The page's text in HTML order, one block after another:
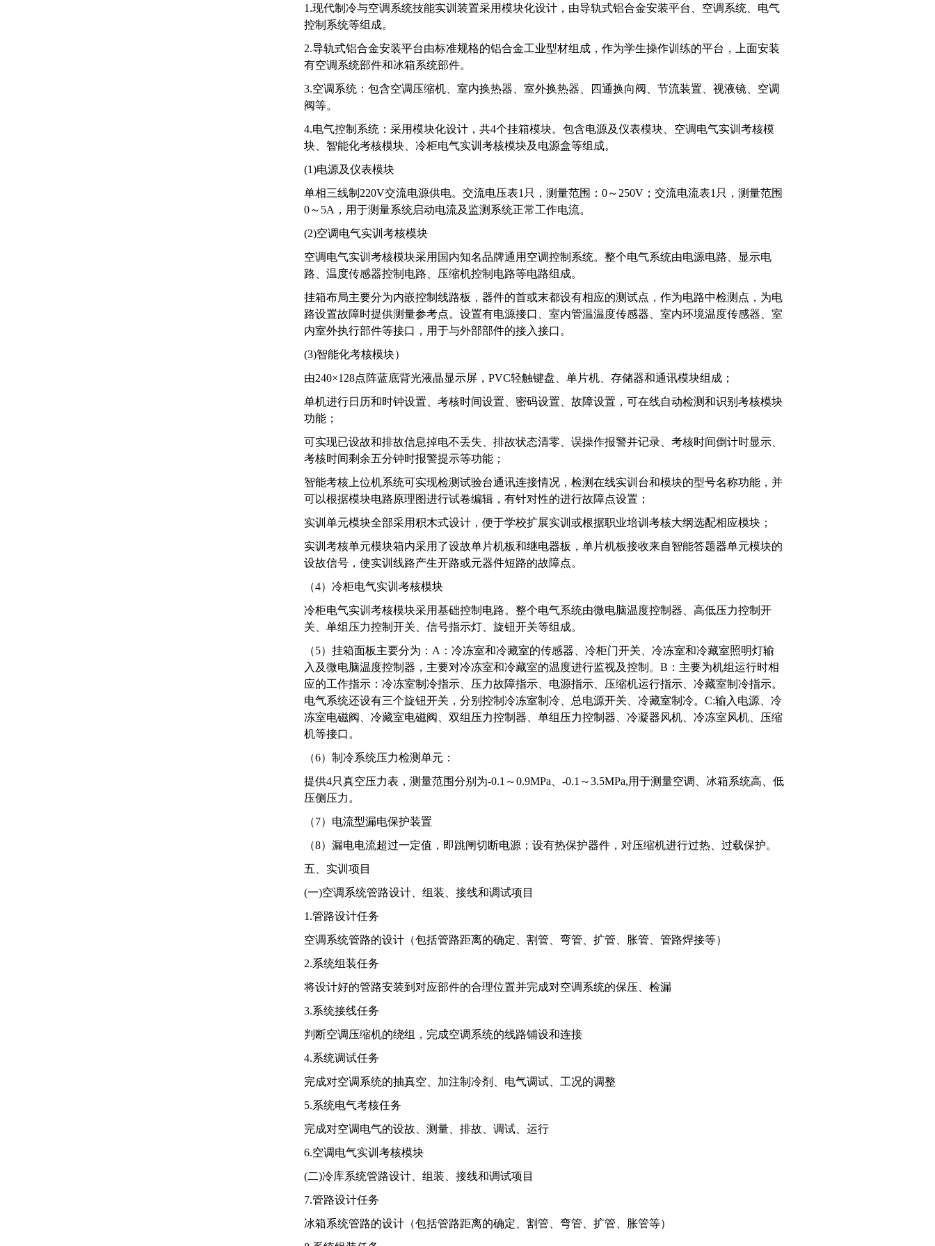
1.现代制冷与空调系统技能实训装置采用模块化设计，由导轨式铝合金安装平台、空调系统、电气
控制系统等组成。
2.导轨式铝合金安装平台由标准规格的铝合金工业型材组成，作为学生操作训练的平台，上面安装
有空调系统部件和冰箱系统部件。
3.空调系统：包含空调压缩机、室内换热器、室外换热器、四通换向阀、节流装置、视液镜、空调
阀等。
4.电气控制系统：采用模块化设计，共4个挂箱模块。包含电源及仪表模块、空调电气实训考核模
块、智能化考核模块、冷柜电气实训考核模块及电源盒等组成。
(1)电源及仪表模块
单相三线制220V交流电源供电。交流电压表1只，测量范围：0～250V；交流电流表1只，测量范围
0～5A，用于测量系统启动电流及监测系统正常工作电流。
(2)空调电气实训考核模块
空调电气实训考核模块采用国内知名品牌通用空调控制系统。整个电气系统由电源电路、显示电
路、温度传感器控制电路、压缩机控制电路等电路组成。
挂箱布局主要分为内嵌控制线路板，器件的首或末都设有相应的测试点，作为电路中检测点，为电
路设置故障时提供测量参考点。设置有电源接口、室内管温温度传感器、室内环境温度传感器、室
内室外执行部件等接口，用于与外部部件的接入接口。
(3)智能化考核模块）
由240×128点阵蓝底背光液晶显示屏，PVC轻触键盘、单片机、存储器和通讯模块组成；
单机进行日历和时钟设置、考核时间设置、密码设置、故障设置，可在线自动检测和识别考核模块
功能；
可实现已设故和排故信息掉电不丢失、排故状态清零、误操作报警并记录、考核时间倒计时显示、
考核时间剩余五分钟时报警提示等功能；
智能考核上位机系统可实现检测试验台通讯连接情况，检测在线实训台和模块的型号名称功能，并
可以根据模块电路原理图进行试卷编辑，有针对性的进行故障点设置；
实训单元模块全部采用积木式设计，便于学校扩展实训或根据职业培训考核大纲选配相应模块；
实训考核单元模块箱内采用了设故单片机板和继电器板，单片机板接收来自智能答题器单元模块的
设故信号，使实训线路产生开路或元器件短路的故障点。
（4）冷柜电气实训考核模块
冷柜电气实训考核模块采用基础控制电路。整个电气系统由微电脑温度控制器、高低压力控制开
关、单组压力控制开关、信号指示灯、旋钮开关等组成。
（5）挂箱面板主要分为：A：冷冻室和冷藏室的传感器、冷柜门开关、冷冻室和冷藏室照明灯输
入及微电脑温度控制器，主要对冷冻室和冷藏室的温度进行监视及控制。B：主要为机组运行时相
应的工作指示：冷冻室制冷指示、压力故障指示、电源指示、压缩机运行指示、冷藏室制冷指示。
电气系统还设有三个旋钮开关，分别控制冷冻室制冷、总电源开关、冷藏室制冷。C:输入电源、冷
冻室电磁阀、冷藏室电磁阀、双组压力控制器、单组压力控制器、冷凝器风机、冷冻室风机、压缩
机等接口。
（6）制冷系统压力检测单元：
提供4只真空压力表，测量范围分别为-0.1～0.9MPa、-0.1～3.5MPa,用于测量空调、冰箱系统高、低
压侧压力。
（7）电流型漏电保护装置
（8）漏电电流超过一定值，即跳闸切断电源；设有热保护器件，对压缩机进行过热、过载保护。
五、实训项目
(一)空调系统管路设计、组装、接线和调试项目
1.管路设计任务
空调系统管路的设计（包括管路距离的确定、割管、弯管、扩管、胀管、管路焊接等）
2.系统组装任务
将设计好的管路安装到对应部件的合理位置并完成对空调系统的保压、检漏
3.系统接线任务
判断空调压缩机的绕组，完成空调系统的线路铺设和连接
4.系统调试任务
完成对空调系统的抽真空、加注制冷剂、电气调试、工况的调整
5.系统电气考核任务
完成对空调电气的设故、测量、排故、调试、运行
6.空调电气实训考核模块
(二)冷库系统管路设计、组装、接线和调试项目
7.管路设计任务
冰箱系统管路的设计（包括管路距离的确定、割管、弯管、扩管、胀管等）